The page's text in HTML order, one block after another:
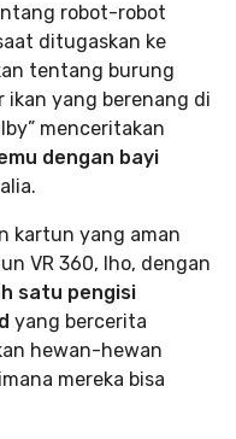
robot-robot
ditugaskan ke
tentang burung
ikan yang berenang di
menceritakan
dengan bayi
kartun yang aman
VR 360, lho, dengan
satu pengisi
yang bercerita
hewan-hewan
mereka bisa